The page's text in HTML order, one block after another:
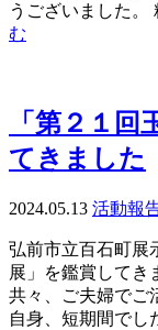
うございました。
む
「第２１回
てきました
2024.05.13 活動報
弘前市立百石町展
展」を鑑賞してき
共々、ご夫婦でご
自身、短期間でし